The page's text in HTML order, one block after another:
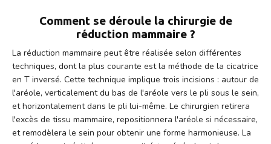
Comment se déroule la chirurgie de
réduction mammaire ?
La réduction mammaire peut être réalisée selon différentes
techniques, dont la plus courante est la méthode de la cicatrice
en T inversé. Cette technique implique trois incisions : autour de
l'aréole, verticalement du bas de l'aréole vers le pli sous le sein,
et horizontalement dans le pli lui-même. Le chirurgien retirera
l'excès de tissu mammaire, repositionnera l'aréole si nécessaire,
et remodèlera le sein pour obtenir une forme harmonieuse. La